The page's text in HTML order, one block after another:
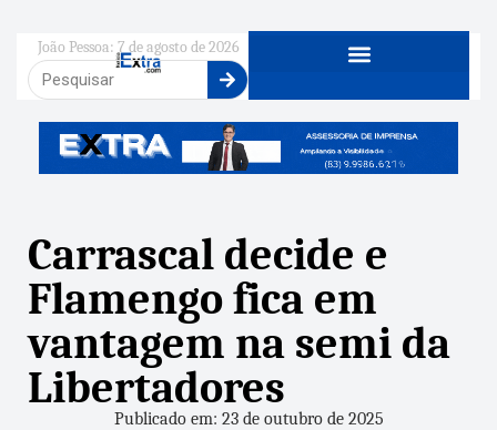
João Pessoa: 7 de agosto de 2026
Carrascal decide e
Flamengo fica em
vantagem na semi da
Libertadores
Publicado em: 23 de outubro de 2025